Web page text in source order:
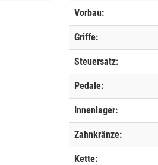
Vorbau:
Griffe:
Steuersatz:
Pedale:
Innenlager:
Zahnkränze:
Kette: